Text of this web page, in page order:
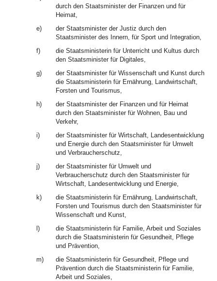
durch den Staatsminister der Finanzen und für
Heimat,
e)
der Staatsminister der Justiz durch den
Staatsminister des Innern, für Sport und Integration,
f)
die Staatsministerin für Unterricht und Kultus durch
den Staatsminister für Digitales,
g)
der Staatsminister für Wissenschaft und Kunst durch
die Staatsministerin für Ernährung, Landwirtschaft,
Forsten und Tourismus,
h)
der Staatsminister der Finanzen und für Heimat
durch den Staatsminister für Wohnen, Bau und
Verkehr,
i)
der Staatsminister für Wirtschaft, Landesentwicklung
und Energie durch den Staatsminister für Umwelt
und Verbraucherschutz,
j)
der Staatsminister für Umwelt und
Verbraucherschutz durch den Staatsminister für
Wirtschaft, Landesentwicklung und Energie,
k)
die Staatsministerin für Ernährung, Landwirtschaft,
Forsten und Tourismus durch den Staatsminister für
Wissenschaft und Kunst,
l)
die Staatsministerin für Familie, Arbeit und Soziales
durch die Staatsministerin für Gesundheit, Pflege
und Prävention,
m)
die Staatsministerin für Gesundheit, Pflege und
Prävention durch die Staatsministerin für Familie,
Arbeit und Soziales,